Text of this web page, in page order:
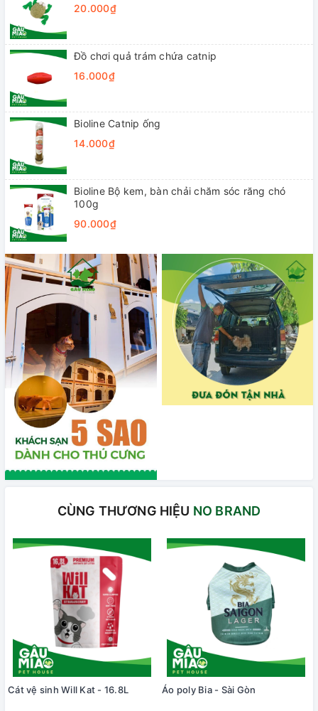
20.000₫
Đồ chơi quả trám chứa catnip
16.000₫
Bioline Catnip ống
14.000₫
Bioline Bộ kem, bàn chải chăm sóc răng chó
100g
90.000₫
CÙNG THƯƠNG HIỆU NO BRAND
Cát vệ sinh Will Kat - 16.8L Áo poly Bia - Sài Gòn